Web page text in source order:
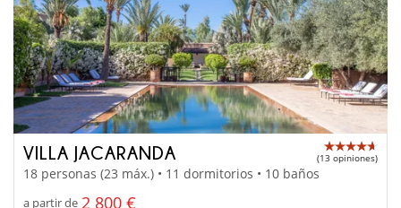
VILLA JACARANDA (13 opiniones)
18 personas (23 máx.) • 11 dormitorios • 10 baños
a partir de 2 800 €